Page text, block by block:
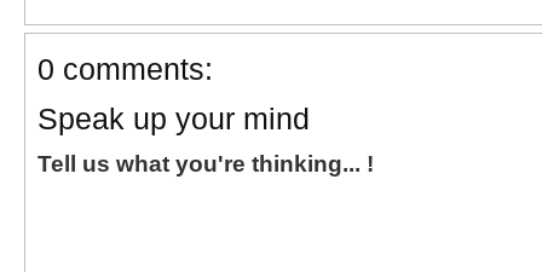
0 comments:
Speak up your mind
Tell us what you're thinking... !